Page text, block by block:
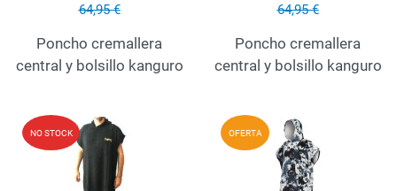
64,95 €
Poncho cremallera
central y bolsillo kanguro
64,95 €
Poncho cremallera
central y bolsillo kanguro
NO STOCK Add to Wishlist
OFERTA